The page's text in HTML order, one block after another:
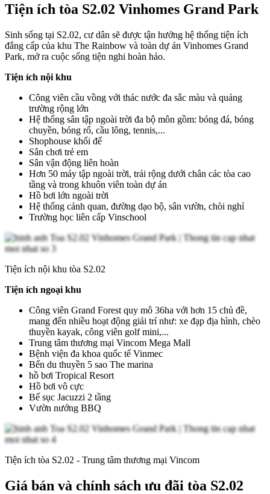
Tiện ích tòa S2.02 Vinhomes Grand Park
Sinh sống tại S2.02, cư dân sẽ được tận hưởng hệ thống tiện ích
đẳng cấp của khu The Rainbow và toàn dự án Vinhomes Grand
Park, mở ra cuộc sống tiện nghi hoàn hảo.
Tiện ích nội khu
Công viên cầu vồng với thác nước đa sắc màu và quảng
trường rộng lớn
Hệ thống sân tập ngoài trời đa bộ môn gồm: bóng đá, bóng
chuyền, bóng rổ, cầu lông, tennis,...
Shophouse khối đế
Sân chơi trẻ em
Sân vận động liên hoàn
Hơn 50 máy tập ngoài trời, trải rộng dưới chân các tòa cao
tầng và trong khuôn viên toàn dự án
Hồ bơi lớn ngoài trời
Hệ thống cảnh quan, đường dạo bộ, sân vườn, chòi nghỉ
Trường học liên cấp Vinschool
Tiện ích nội khu tòa S2.02
Tiện ích ngoại khu
Công viên Grand Forest quy mô 36ha với hơn 15 chủ đề,
mang đến nhiều hoạt động giải trí như: xe đạp địa hình, chèo
thuyền kayak, công viên golf mini,...
Trung tâm thương mại Vincom Mega Mall
Bệnh viện đa khoa quốc tế Vinmec
Bến du thuyền 5 sao The marina
hồ bơi Tropical Resort
Hồ bơi vô cực
Bể sục Jacuzzi 2 tầng
Vườn nướng BBQ
Tiện ích tòa S2.02 - Trung tâm thương mại Vincom
Giá bán và chính sách ưu đãi tòa S2.02